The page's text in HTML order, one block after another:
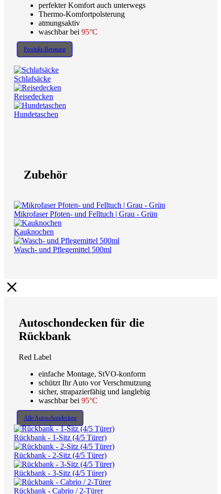
perfekter Komfort auch unterwegs
Thermo-Komfortpolsterung
atmungsaktiv
waschbar bei 95°C
Produkt-Beratung
Schlafsäcke
Reisedecken
Hundetaschen
Zubehör
Mikrofaser Pfoten- und Felltuch | Grau - Grün
Kauknochen
Wasch- und Pflegemittel 500ml
Autoschondecken für die
Rückbank
Red Label
einfache Montage, StVO-konform
schützt Ihr Auto vor Verschmutzung
sicher, strapazierfähig und langlebig
waschbar bei 95°C
Alle Autoschondecken
Rückbank - 1-Sitz (4/5 Türer)
Rückbank - 2-Sitz (4/5 Türer)
Rückbank - 3-Sitz (4/5 Türer)
Rückbank - Cabrio / 2-Türer